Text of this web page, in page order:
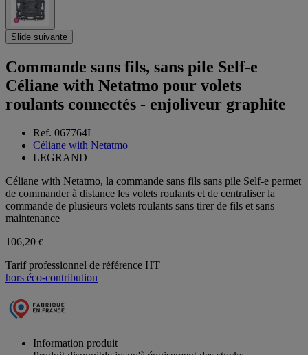
Slide suivante
Commande sans fils, sans pile Self-e
Céliane with Netatmo pour volets
roulants connectés - enjoliveur graphite
Ref. 067764L
Céliane with Netatmo
LEGRAND
Céliane with Netatmo, la commande sans fils sans pile Self-e permet
de commander à distance les volets roulants et de centraliser la
commande de plusieurs volets roulants sans tirer de fils et sans
maintenance
106,20 €
Tarif professionnel de référence HT
hors éco-contribution
Information produit